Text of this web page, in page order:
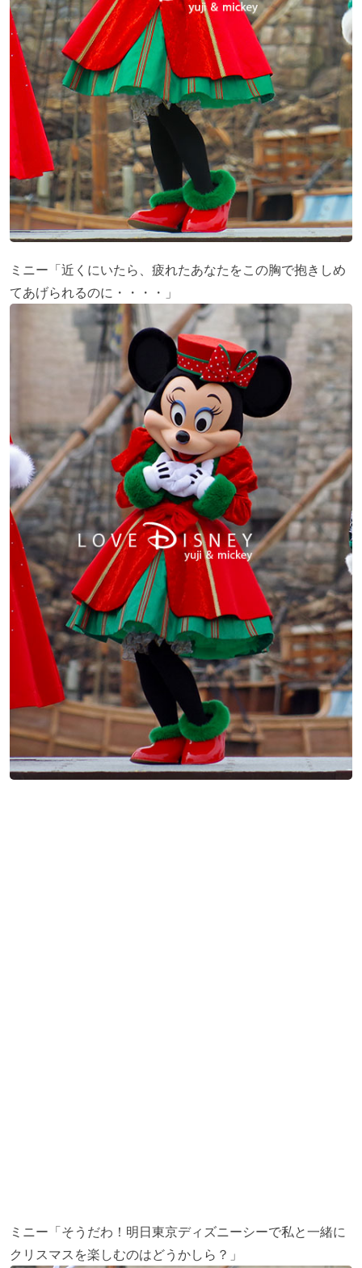
ミニー「近くにいたら、疲れたあなたをこの胸で抱きしめ
てあげられるのに・・・・」
ミニー「そうだわ！明日東京ディズニーシーで私と一緒に
クリスマスを楽しむのはどうかしら？」